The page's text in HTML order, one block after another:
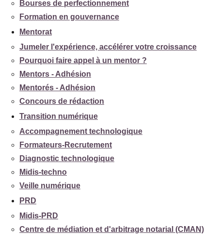
Bourses de perfectionnement
Formation en gouvernance
Mentorat
Jumeler l'expérience, accélérer votre croissance
Pourquoi faire appel à un mentor ?
Mentors - Adhésion
Mentorés - Adhésion
Concours de rédaction
Transition numérique
Accompagnement technologique
Formateurs-Recrutement
Diagnostic technologique
Midis-techno
Veille numérique
PRD
Midis-PRD
Centre de médiation et d'arbitrage notarial (CMAN)